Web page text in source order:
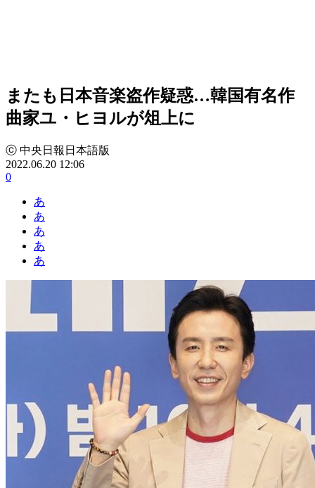
またも日本音楽盗作疑惑…韓国有名作
曲家ユ・ヒヨルが俎上に
ⓒ 中央日報日本語版
2022.06.20 12:06
0
あ
あ
あ
あ
あ